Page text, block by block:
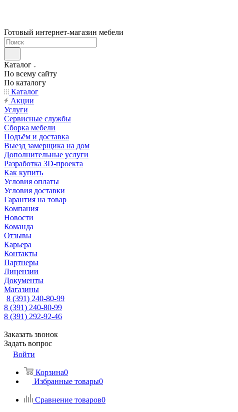
Готовый интернет-магазин мебели
Каталог
По всему сайту
По каталогу
Каталог
Акции
Услуги
Сервисные службы
Сборка мебели
Подъём и доставка
Выезд замерщика на дом
Дополнительные услуги
Разработка 3D-проекта
Как купить
Условия оплаты
Условия доставки
Гарантия на товар
Компания
Новости
Команда
Отзывы
Карьера
Контакты
Партнеры
Лицензии
Документы
Магазины
8 (391) 240-80-99
8 (391) 240-80-99
8 (391) 292-92-46
Заказать звонок
Задать вопрос
Войти
Корзина0
Избранные товары0
Сравнение товаров0